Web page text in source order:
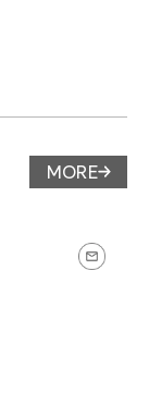
변호사 페
MORE